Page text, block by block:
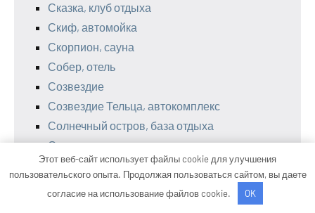
Сказка, клуб отдыха
Скиф, автомойка
Скорпион, сауна
Собер, отель
Созвездие
Созвездие Тельца, автокомплекс
Солнечный остров, база отдыха
Сосновка, центр отдыха
СтартерПро
Этот веб-сайт использует файлы cookie для улучшения
пользовательского опыта. Продолжая пользоваться сайтом, вы даете
согласие на использование файлов cookie.
OK